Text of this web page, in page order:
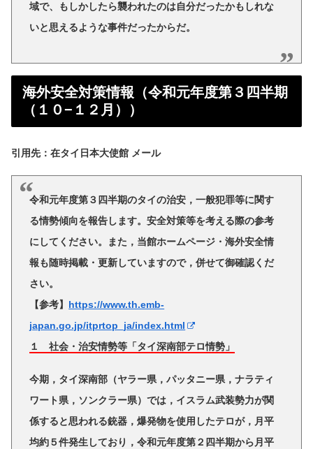
域で、もしかしたら襲われたのは自分だったかもしれな
いと思えるような事件だったからだ。
海外安全対策情報（令和元年度第３四半期
（１０−１２月））
引用先：在タイ日本大使館 メール
令和元年度第３四半期のタイの治安，一般犯罪等に関す
る情勢傾向を報告します。安全対策等を考える際の参考
にしてください。また，当館ホームページ・海外安全情
報も随時掲載・更新していますので，併せて御確認くだ
さい。
【参考】 https://www.th.emb-
japan.go.jp/itprtop_ja/index.html
１ 社会・治安情勢等「タイ深南部テロ情勢」
今期，タイ深南部（ヤラー県，パッタニー県，ナラティ
ワート県，ソンクラー県）では，イスラム武装勢力が関
係すると思われる銃器，爆発物を使用したテロが，月平
均約５件発生しており，令和元年度第２四半期から月平